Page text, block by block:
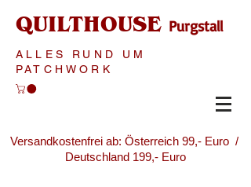
QUILTHOUSE Purgstall
ALLES RUND UM
PATCHWORK
Versandkostenfrei ab: Österreich 99,- Euro /
Deutschland 199,- Euro